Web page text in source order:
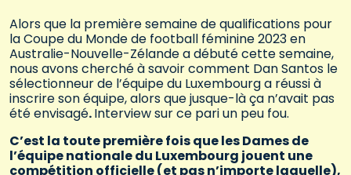
Alors que la première semaine de qualifications pour
la Coupe du Monde de football féminine 2023 en
Australie-Nouvelle-Zélande a débuté cette semaine,
nous avons cherché à savoir comment Dan Santos le
sélectionneur de l’équipe du Luxembourg a réussi à
inscrire son équipe, alors que jusque-là ça n’avait pas
été envisagé.Interview sur ce pari un peu fou.
C’est la toute première fois que les Dames de
l’équipe nationale du Luxembourg jouent une
compétition officielle (et pas n’importe laquelle),